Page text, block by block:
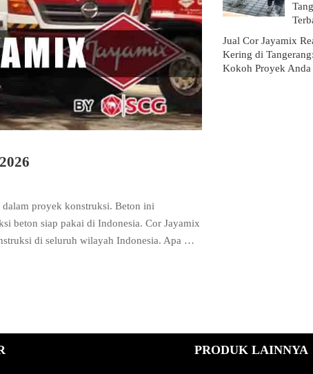
dalam proyek konstruksi. Beton ini
beton siap pakai di Indonesia. Cor Jayamix
di seluruh wilayah Indonesia. Apa …
Jual Cor Jayamix
Kering di
Kokoh Proyek Anda
PRODUK LAINNYA